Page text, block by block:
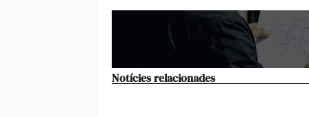
Notícies relacionades